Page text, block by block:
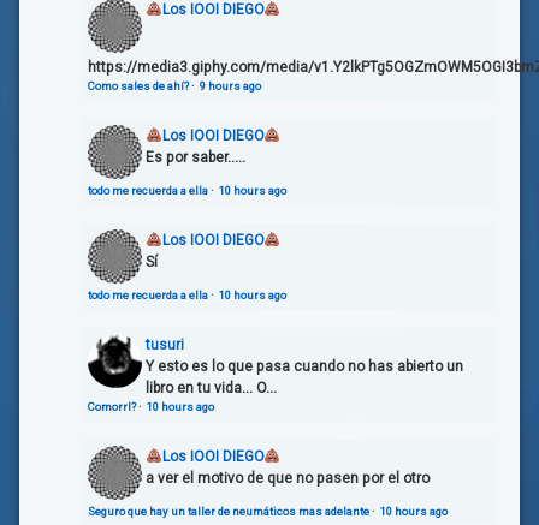
Los IOOI DIEGO
https://media3.giphy.com/media/
Como sales de ahí?· 9 hours ago
Los IOOI DIEGO
Es por saber.....
todo me recuerda a ella· 10 hours ago
Los IOOI DIEGO
Sí
todo me recuerda a ella· 10 hours ago
tusuri
Y esto es lo que pasa cuando no has abierto un
libro en tu vida... O...
Comorrl?· 10 hours ago
Los IOOI DIEGO
a ver el motivo de que no pasen por el otro
Seguro que hay un taller de neumáticos mas adelante· 10 hours ago